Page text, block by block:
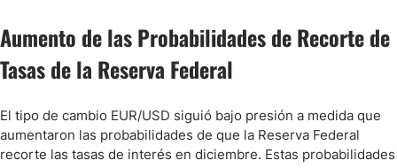
Aumento de las Probabilidades de Recorte de
Tasas de la Reserva Federal
El tipo de cambio EUR/USD siguió bajo presión a medida que
aumentaron las probabilidades de que la Reserva Federal
recorte las tasas de interés en diciembre. Estas probabilidades